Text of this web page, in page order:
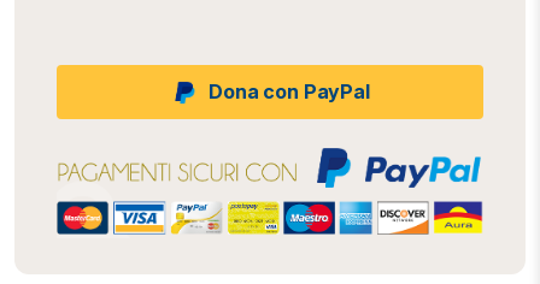
Dona con PayPal